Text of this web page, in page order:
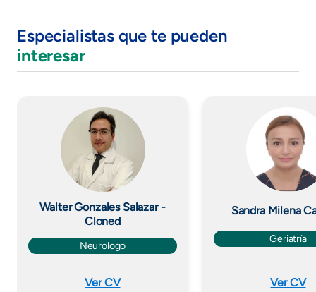
Especialistas que te pueden
interesar
Imagen
Walter Gonzales Salazar -
Cloned
Neurologo
Ver CV
Imagen
Sandra Milena
Geriatría
Ver CV